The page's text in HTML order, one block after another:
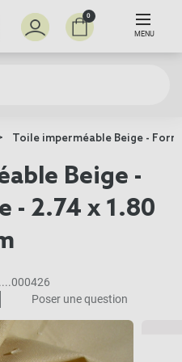
0
MENU
Toile imperméable Beige -
Beige -
- 2.74 x 1.80
Poser une question